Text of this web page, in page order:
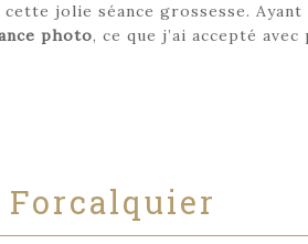
jolie séance grossesse. Ayant
photo, ce que j’ai accepté